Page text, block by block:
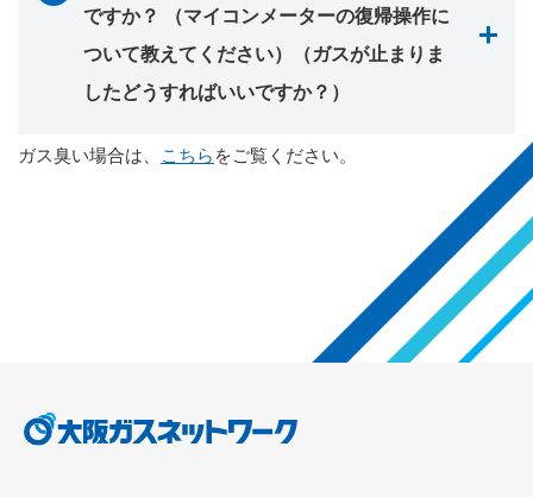
ですか？ （マイコンメーターの復帰操作に
ついて教えてください）（ガスが止まりま
したどうすればいいですか？）
ガス臭い場合は、 こちらをご覧ください。